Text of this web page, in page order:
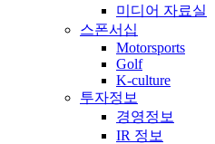
미디어 자료실
스폰서십
Motorsports
Golf
K-culture
투자정보
경영정보
IR 정보